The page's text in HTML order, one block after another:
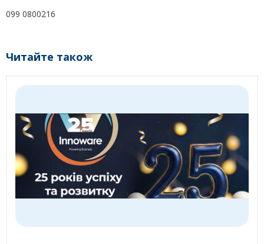
099 0800216
Читайте також